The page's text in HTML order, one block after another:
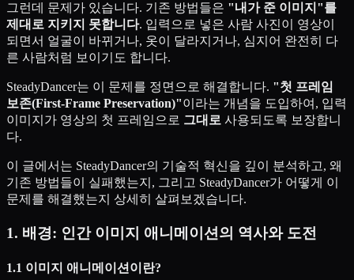
그런데 문제가 있습니다. 기존 방법들은 "내가 준 이미지"를
제대로 지키지 못합니다. 입력으로 넣은 사람 사진이 영상이
되면서 얼굴이 바뀌거나, 옷이 달라지거나, 심지어 완전히 다
른 사람처럼 보이기도 합니다.
SteadyDancer는 이 문제를 정면으로 해결합니다. "첫 프레임
보존(First-Frame Preservation)"이라는 개념을 도입하여, 입력
이미지가 영상의 첫 프레임으로 그대로 사용되도록 보장합니
다.
이 글에서는 SteadyDancer의 기술적 혁신을 깊이 분석하고, 왜
기존 방법들이 실패했는지, 그리고 SteadyDancer가 어떻게 이
문제를 해결했는지 상세히 살펴보겠습니다.
1. 배경: 인간 이미지 애니메이션의 역사와 도전
1.1 이미지 애니메이션이란?